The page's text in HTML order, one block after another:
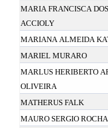
MARIA FRANCISCA
ACCIOLY
MARIANA ALMEIDA
MARIEL MURARO
MARLUS HERIBERTO
OLIVEIRA
MATHERUS FALK
MAURO SERGIO ROCHA